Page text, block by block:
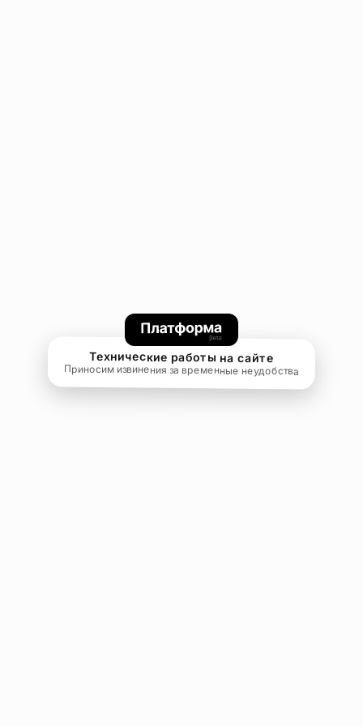
Технические работы на сайте
Приносим извинения за временные неудобства